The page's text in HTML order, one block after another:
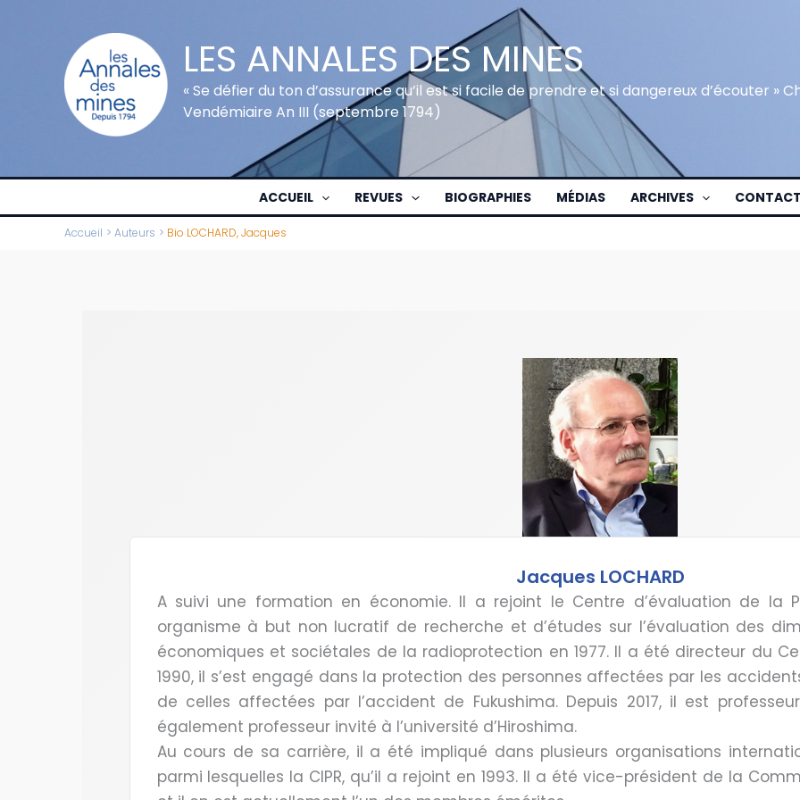
LES ANNALES DES MINES
« Se défier du ton d’assurance qu’il est si facile de prendre et si dangereux d’écouter »
Vendémiaire An III (septembre 1794)
ACCUEIL REVUES BIOGRAPHIES MÉDIAS ARCHIVES CONTACT
Accueil Auteurs Bio LOCHARD, Jacques
Jacques LOCHARD
A suivi une formation en économie. Il a rejoint le Centre d’évaluation de la
organisme à but non lucratif de recherche et d’études sur l’évaluation des
économiques et sociétales de la radioprotection en 1977. Il a été directeur du
1990, il s’est engagé dans la protection des personnes affectées par les
de celles affectées par l’accident de Fukushima. Depuis 2017, il est
également professeur invité à l’université d’Hiroshima.
Au cours de sa carrière, il a été impliqué dans plusieurs organisations
parmi lesquelles la CIPR, qu’il a rejoint en 1993. Il a été vice-président de la